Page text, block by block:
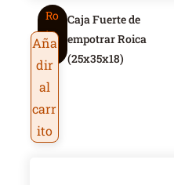
Ro
ic
Caja Fuerte de
empotrar Roica
(25x35x18)
Aña
dir
al
carr
ito